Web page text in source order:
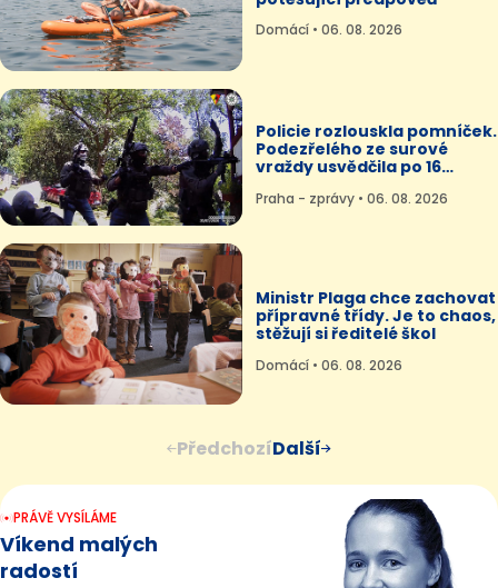
Domácí • 06. 08. 2026
Policie rozlouskla pomníček.
Podezřelého ze surové
vraždy usvědčila po 16
Praha - zprávy • 06. 08. 2026
Ministr Plaga chce zachovat
přípravné třídy. Je to chaos,
stěžují si ředitelé škol
Domácí • 06. 08. 2026
PředchozíDalší
PRÁVĚ VYSÍLÁME
Víkend malých
radostí